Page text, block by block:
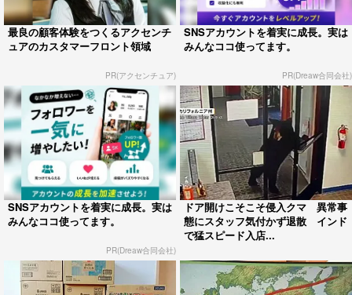
最良の顧客体験をつくるアクセンチ
ュアのカスタマーフロント領域
PR(アクセンチュア)
SNSアカウントを着実に成長。実は
みんなココ使ってます。
PR(Dreaw合同会社)
SNSアカウントを着実に成長。実は
みんなココ使ってます。
PR(Dreaw合同会社)
ドア開けこそこそ侵入クマ 異常事
態にスタッフ気付かず退散 インド
で猛スピード入店...